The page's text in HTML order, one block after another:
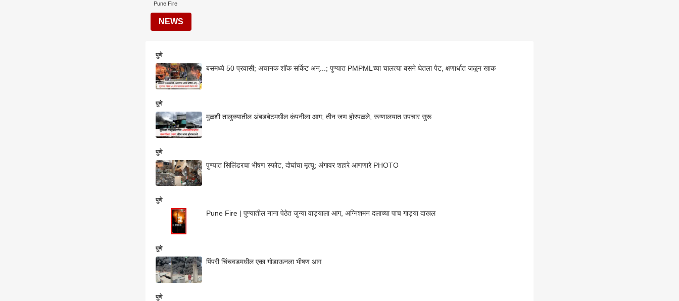
Pune Fire
NEWS
पुणे
बसमध्ये 50 प्रवासी; अचानक शॉक सर्किट अन्...; पुण्यात PMPMLच्या चालत्या बसने घेतला पेट, क्षणार्धात जळून खाक
पुणे
मुळशी तालुक्यातील अंबडबेटमधील कंपनीला आग; तीन जण होरपळले, रूग्णालयात उपचार सुरू
पुणे
पुण्यात सिलिंडरचा भीषण स्फोट, दोघांचा मृत्यू; अंगावर शहारे आणणारे PHOTO
पुणे
Pune Fire | पुण्यातील नाना पेठेत जुन्या वाड्याला आग, अग्निशमन दलाच्या पाच गाड्या दाखल
पुणे
पिंपरी चिंचवडमधील एका गोडाऊनला भीषण आग
पुणे